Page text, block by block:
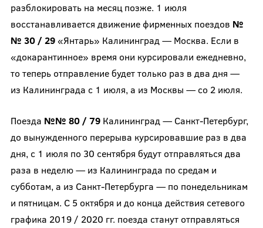
разблокировать на месяц позже. 1 июля
восстанавливается движение фирменных поездов №
№ 30 / 29«Янтарь» Калининград — Москва. Если в
«докарантинное» время они курсировали ежедневно,
то теперь отправление будет только раз в два дня —
из Калининграда с 1 июля, а из Москвы — со 2 июля.
Поезда №№ 80 / 79Калининград — Санкт-Петербург,
до вынужденного перерыва курсировавшие раз в два
дня, с 1 июля по 30 сентября будут отправляться два
раза в неделю — из Калининграда по средам и
субботам, а из Санкт-Петербурга — по понедельникам
и пятницам. С 5 октября и до конца действия сетевого
графика 2019 / 2020 гг. поезда станут отправляться